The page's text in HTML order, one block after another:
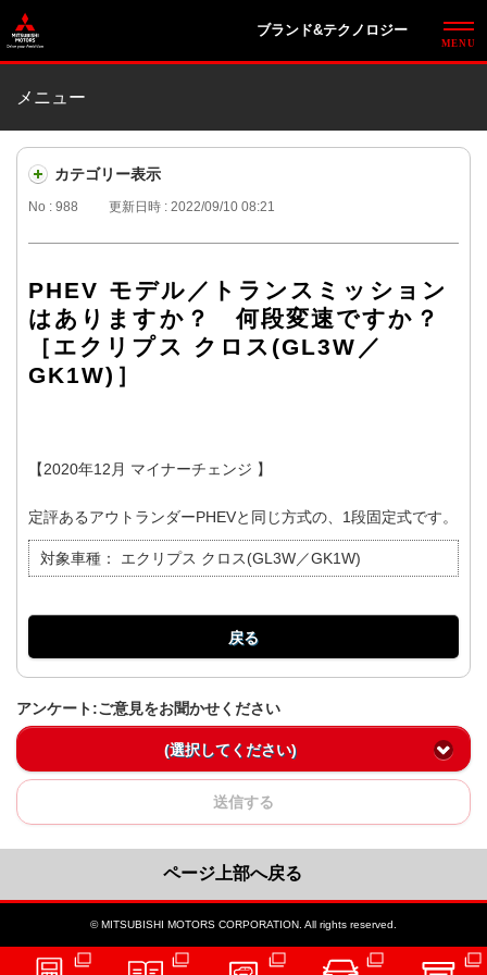
ブランド&テクノロジー
メニュー
カテゴリー表示
No : 988 更新日時 : 2022/09/10 08:21
PHEV モデル／トランスミッション
はありますか？ 何段変速ですか？
［エクリプス クロス(GL3W／
GK1W)］
【2020年12月 マイナーチェンジ 】
定評あるアウトランダーPHEVと同じ方式の、1段固定式です。
対象車種： エクリプス クロス(GL3W／GK1W)
戻る
アンケート:ご意見をお聞かせください
(選択してください)
送信する
ページ上部へ戻る
© MITSUBISHI MOTORS CORPORATION. All rights reserved.